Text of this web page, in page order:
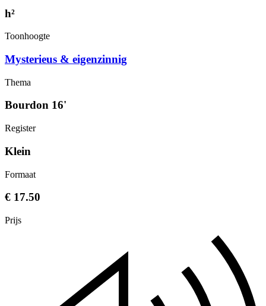
h²
Toonhoogte
Mysterieus & eigenzinnig
Thema
Bourdon 16'
Register
Klein
Formaat
€ 17.50
Prijs